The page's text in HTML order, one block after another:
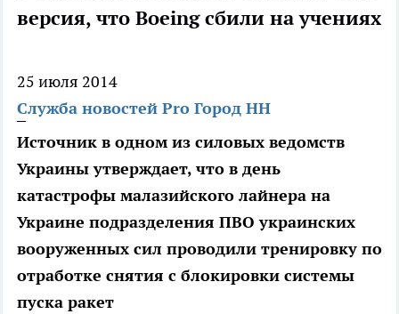
версия, что Boeing сбили на учениях
25 июля 2014
Служба новостей Pro Город НН
Источник в одном из силовых ведомств
Украины утверждает, что в день
катастрофы малазийского лайнера на
Украине подразделения ПВО украинских
вооруженных сил проводили тренировку по
отработке снятия с блокировки системы
пуска ракет